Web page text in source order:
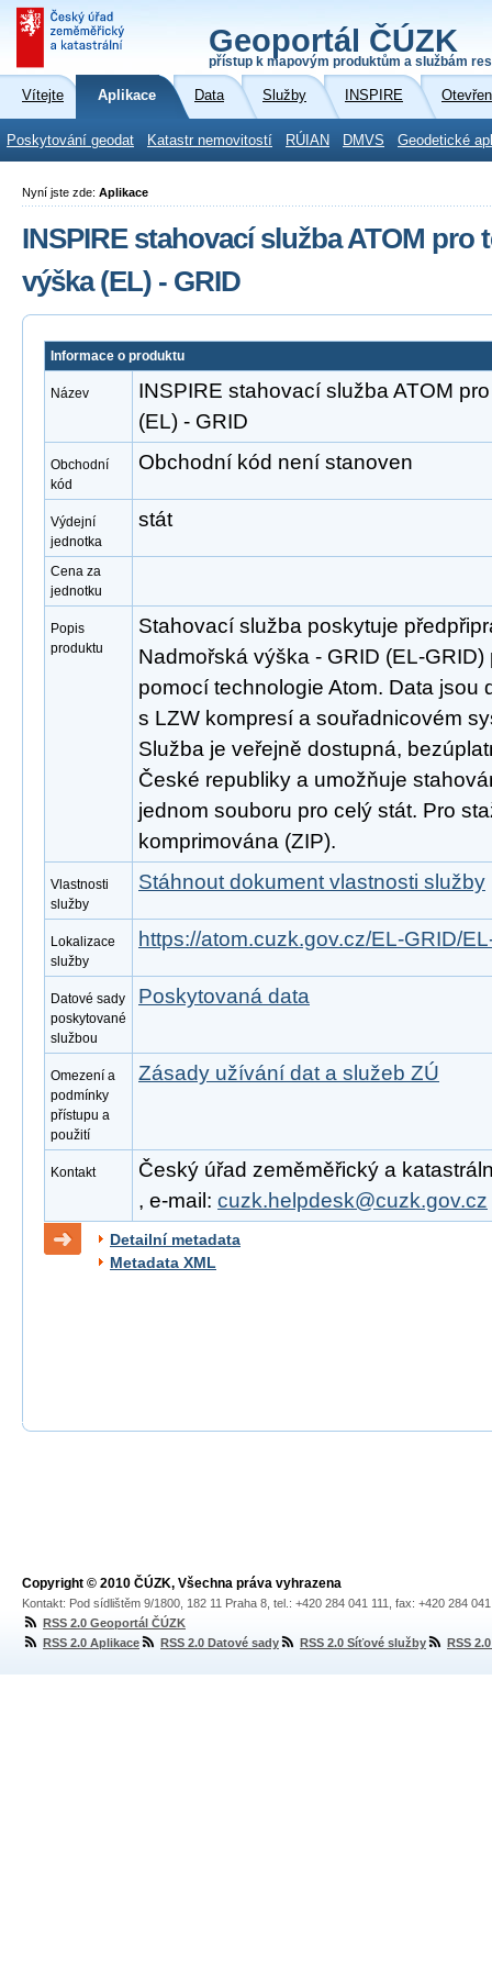
Geoportál ČÚZK
přístup k mapovým produktům a službám
Vítejte Aplikace Data Služby INSPIRE
Poskytování geodat Katastr nemovitostí RÚIAN DMVS Geodetické
Nyní jste zde: Aplikace
INSPIRE stahovací služba ATOM pro
výška (EL) - GRID
Informace o produktu
Název
INSPIRE stahovací služba ATOM
(EL) - GRID
Obchodní
kód
Obchodní kód není stanoven
Výdejní
jednotka
stát
Cena za
jednotku
Popis
produktu
Stahovací služba poskytuje
Nadmořská výška - GRID (EL-
pomocí technologie Atom. Data jsou
s LZW kompresí a souřadnicovém
Služba je veřejně dostupná,
České republiky a umožňuje
jednom souboru pro celý stát. Pro
komprimována (ZIP).
Vlastnosti
služby
Stáhnout dokument vlastnosti služby
Lokalizace
služby
https://atom.cuzk.gov.cz/EL-GRID/
Datové sady
poskytované
službou
Poskytovaná data
Omezení a
podmínky
přístupu a
použití
Zásady užívání dat a služeb ZÚ
Kontakt
Český úřad zeměměřický a
, e-mail: cuzk.helpdesk@cuzk.gov.cz
Detailní metadata
Metadata XML
Copyright © 2010 ČÚZK, Všechna práva vyhrazena
Kontakt: Pod sídlištěm 9/1800, 182 11 Praha 8, tel.: +420 284 041 111, fax: +420 284
RSS 2.0 Geoportál ČÚZK
RSS 2.0 Aplikace
RSS 2.0 Datové sady RSS 2.0 Síťové služby RSS